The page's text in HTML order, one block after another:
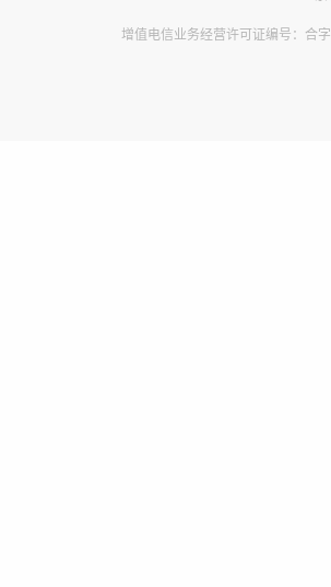
增值电信业务经营许可证编号：合